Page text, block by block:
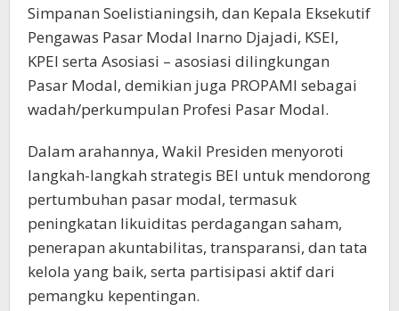
Simpanan Soelistianingsih, dan Kepala Eksekutif
Pengawas Pasar Modal Inarno Djajadi, KSEI,
KPEI serta Asosiasi – asosiasi dilingkungan
Pasar Modal, demikian juga PROPAMI sebagai
wadah/perkumpulan Profesi Pasar Modal.
Dalam arahannya, Wakil Presiden menyoroti
langkah-langkah strategis BEI untuk mendorong
pertumbuhan pasar modal, termasuk
peningkatan likuiditas perdagangan saham,
penerapan akuntabilitas, transparansi, dan tata
kelola yang baik, serta partisipasi aktif dari
pemangku kepentingan.